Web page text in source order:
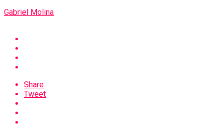
Gabriel Molina
Share
Tweet